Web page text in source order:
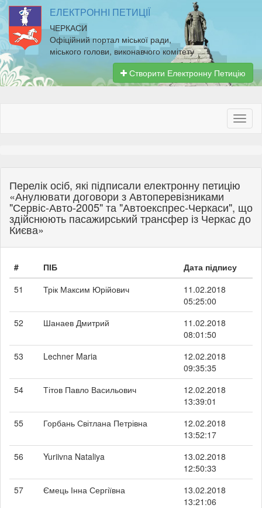
ЕЛЕКТРОННІ ПЕТИЦІЇ
ЧЕРКАСИ
Офіційний портал міської ради,
міського голови, виконавчого комітету
Створити Електронну Петицію
Перелік осіб, які підписали електронну петицію
«Анулювати договори з Автоперевізниками
"Сервіс-Авто-2005" та "Автоекспрес-Черкаси", що
здійснюють пасажирський трансфер із Черкас до
Києва»
# ПІБ
Дата підпису
51
Трік Максим Юрійович
11.02.2018
05:25:00
52
Шанаев Дмитрий
11.02.2018
08:01:50
53
Lechner Maria
12.02.2018
09:35:35
54
Тітов Павло Васильович
12.02.2018
13:39:01
55
Горбань Світлана Петрівна
12.02.2018
13:52:17
56
Yuriivna Nataliya
13.02.2018
12:50:33
57
Ємець Інна Сергіївна
13.02.2018
13:21:06